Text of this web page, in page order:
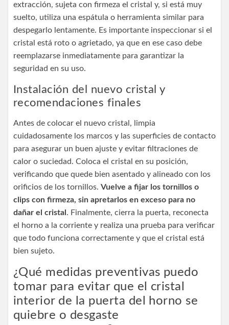
extracción, sujeta con firmeza el cristal y, si está muy
suelto, utiliza una espátula o herramienta similar para
despegarlo lentamente. Es importante inspeccionar si el
cristal está roto o agrietado, ya que en ese caso debe
reemplazarse inmediatamente para garantizar la
seguridad en su uso.
Instalación del nuevo cristal y
recomendaciones finales
Antes de colocar el nuevo cristal, limpia
cuidadosamente los marcos y las superficies de contacto
para asegurar un buen ajuste y evitar filtraciones de
calor o suciedad. Coloca el cristal en su posición,
verificando que quede bien asentado y alineado con los
orificios de los tornillos. Vuelve a fijar los tornillos o
clips con firmeza, sin apretarlos en exceso para no
dañar el cristal . Finalmente, cierra la puerta, reconecta
el horno a la corriente y realiza una prueba para verificar
que todo funciona correctamente y que el cristal está
bien sujeto.
¿Qué medidas preventivas puedo
tomar para evitar que el cristal
interior de la puerta del horno se
quiebre o desgaste